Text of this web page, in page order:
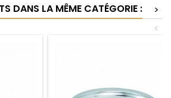
DANS LA MÊME CATÉGORIE :
>
<